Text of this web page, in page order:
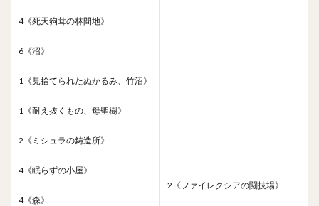
4《死天狗茸の林間地》
6《沼》
1《見捨てられたぬかるみ、竹沼》
1《耐え抜くもの、母聖樹》
2《ミシュラの鋳造所》
4《眠らずの小屋》
4《森》
2《ファイレクシアの闘技場》